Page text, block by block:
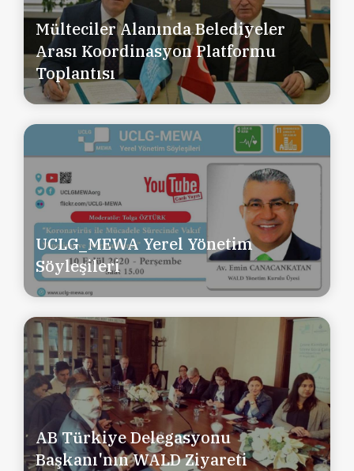
Mülteciler Alanında Belediyeler
Arası Koordinasyon Platformu
Toplantısı
UCLG_MEWA Yerel Yönetim
Söyleşileri
AB Türkiye Delegasyonu
Başkanı'nın WALD Ziyareti